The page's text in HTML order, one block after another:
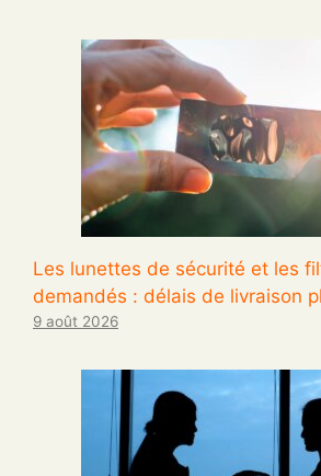
Les lunettes de sécurité et les
demandés : délais de livraison
9 août 2026